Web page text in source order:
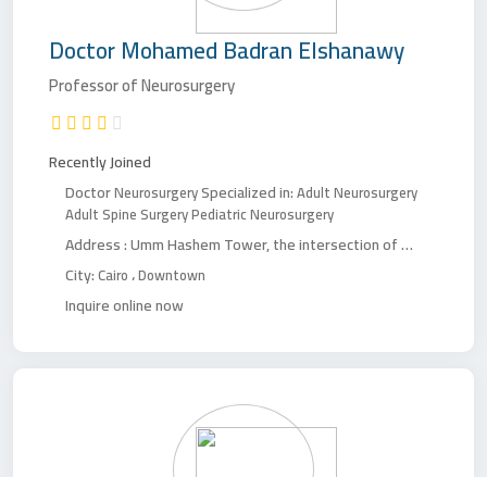
DoctorMohamed Badran Elshanawy
Professor of Neurosurgery
Recently Joined
DoctorNeurosurgerySpecialized in:Adult Neurosurgery
Adult Spine SurgeryPediatric Neurosurgery
Address :Umm Hashem Tower, the intersection of Muhammad Farid and the People's Assembly
City:Cairo،Downtown
Inquire online now